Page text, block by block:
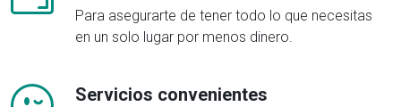
Para asegurarte de tener todo lo que necesitas
en un solo lugar por menos dinero.
Servicios convenientes